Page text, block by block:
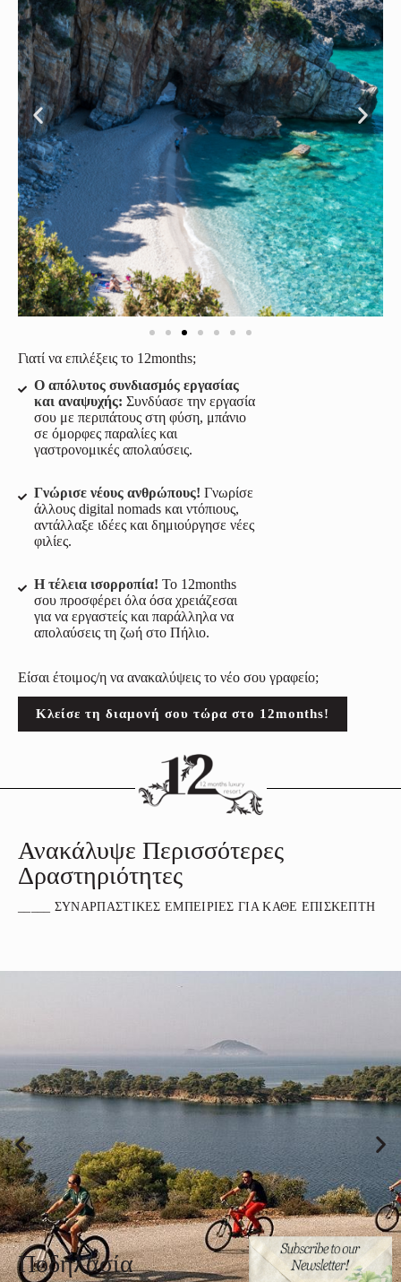
Γιατί να επιλέξεις το 12months;
Ο απόλυτος συνδιασμός εργασίας
και αναψυχής: Συνδύασε την εργασία
σου με περιπάτους στη φύση, μπάνιο
σε όμορφες παραλίες και
γαστρονομικές απολαύσεις.
Γνώρισε νέους ανθρώπους! Γνωρίσε
άλλους digital nomads και ντόπιους,
αντάλλαξε ιδέες και δημιούργησε νέες
φιλίες.
Η τέλεια ισορροπία! Το 12months
σου προσφέρει όλα όσα χρειάζεσαι
για να εργαστείς και παράλληλα να
απολαύσεις τη ζωή στο Πήλιο.
Είσαι έτοιμος/η να ανακαλύψεις το νέο σου γραφείο;
Κλείσε τη διαμονή σου τώρα στο 12months!
Ανακάλυψε Περισσότερες
Δραστηριότητες
_____ ΣΥΝΑΡΠΑΣΤΙΚΕΣ ΕΜΠΕΙΡΙΕΣ ΓΙΑ ΚΑΘΕ ΕΠΙΣΚΕΠΤΗ
Ποδηλασία